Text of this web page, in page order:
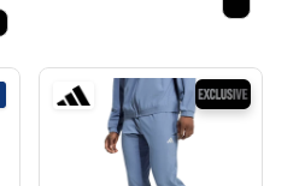
בלעדי